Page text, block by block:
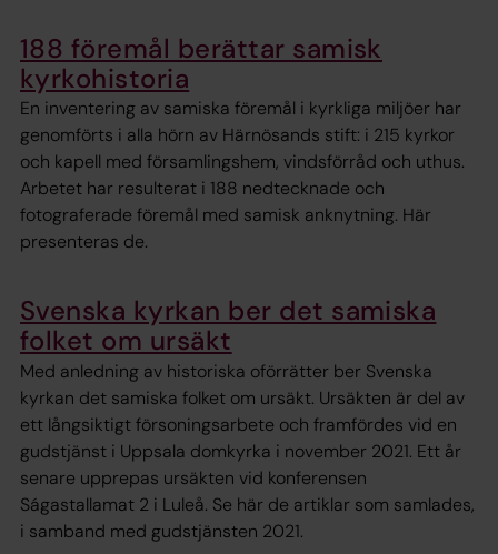
188 föremål berättar samisk
kyrkohistoria
En inventering av samiska föremål i kyrkliga miljöer har
genomförts i alla hörn av Härnösands stift: i 215 kyrkor
och kapell med församlingshem, vindsförråd och uthus.
Arbetet har resulterat i 188 nedtecknade och
fotograferade föremål med samisk anknytning. Här
presenteras de.
Svenska kyrkan ber det samiska
folket om ursäkt
Med anledning av historiska oförrätter ber Svenska
kyrkan det samiska folket om ursäkt. Ursäkten är del av
ett långsiktigt försoningsarbete och framfördes vid en
gudstjänst i Uppsala domkyrka i november 2021. Ett år
senare upprepas ursäkten vid konferensen
Ságastallamat 2 i Luleå. Se här de artiklar som samlades,
i samband med gudstjänsten 2021.